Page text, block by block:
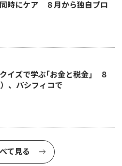
時にケア ８月から独自プロ
イズで学ぶ｢お金と税金｣ ８
、パシフィコで
て見る